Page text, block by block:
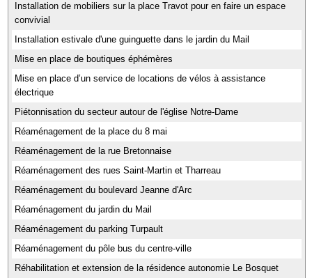
Installation de mobiliers sur la place Travot pour en faire un espace
convivial
Installation estivale d'une guinguette dans le jardin du Mail
Mise en place de boutiques éphémères
Mise en place d’un service de locations de vélos à assistance
électrique
Piétonnisation du secteur autour de l'église Notre-Dame
Réaménagement de la place du 8 mai
Réaménagement de la rue Bretonnaise
Réaménagement des rues Saint-Martin et Tharreau
Réaménagement du boulevard Jeanne d'Arc
Réaménagement du jardin du Mail
Réaménagement du parking Turpault
Réaménagement du pôle bus du centre-ville
Réhabilitation et extension de la résidence autonomie Le Bosquet